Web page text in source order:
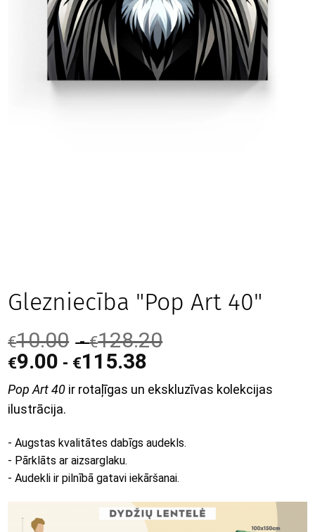
Glezniecība "Pop Art 40"
€10.00 -€128.20
€9.00 - €115.38
Pop Art 40 ir rotaļīgas un ekskluzīvas kolekcijas
ilustrācija.
- Augstas kvalitātes dabīgs audekls.
- Pārklāts ar aizsarglaku.
- Audekli ir pilnībā gatavi iekāršanai.